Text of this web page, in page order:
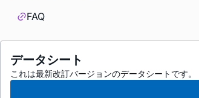
FAQ
データシート
これは最新改訂バージョンのデータシートです。